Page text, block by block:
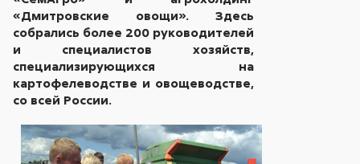
«Дмитровские овощи». Здесь
собрались более 200 руководителей
и специалистов хозяйств,
специализирующихся на
картофелеводстве и овощеводстве,
со всей России.